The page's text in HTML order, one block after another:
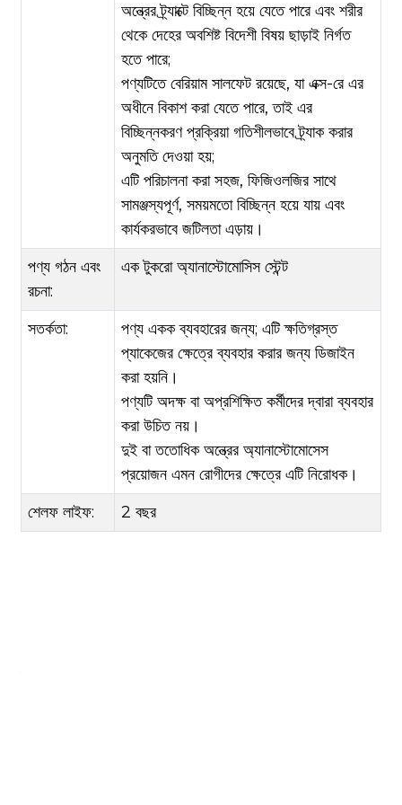
অন্ত্রের ট্র্যাক্টে বিচ্ছিন্ন হয়ে যেতে পারে এবং শরীর
থেকে দেহের অবশিষ্ট বিদেশী বিষয় ছাড়াই নির্গত
হতে পারে;
পণ্যটিতে বেরিয়াম সালফেট রয়েছে, যা এক্স-রে এর
অধীনে বিকাশ করা যেতে পারে, তাই এর
বিচ্ছিন্নকরণ প্রক্রিয়া গতিশীলভাবে ট্র্যাক করার
অনুমতি দেওয়া হয়;
এটি পরিচালনা করা সহজ, ফিজিওলজির সাথে
সামঞ্জস্যপূর্ণ, সময়মতো বিচ্ছিন্ন হয়ে যায় এবং
কার্যকরভাবে জটিলতা এড়ায়।
পণ্য গঠন এবং
রচনা:
এক টুকরো অ্যানাস্টোমোসিস স্টেন্ট
সতর্কতা:
পণ্য একক ব্যবহারের জন্য; এটি ক্ষতিগ্রস্ত
প্যাকেজের ক্ষেত্রে ব্যবহার করার জন্য ডিজাইন
করা হয়নি।
পণ্যটি অদক্ষ বা অপ্রশিক্ষিত কর্মীদের দ্বারা ব্যবহার
করা উচিত নয়।
দুই বা ততোধিক অন্ত্রের অ্যানাস্টোমোসেস
প্রয়োজন এমন রোগীদের ক্ষেত্রে এটি নিরোধক।
শেলফ লাইফ:
2 বছর